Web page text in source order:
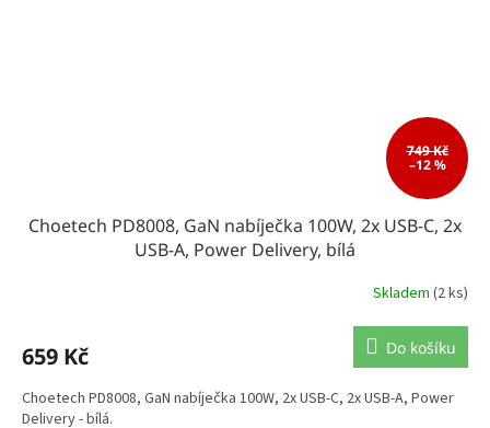
749 Kč
–12 %
Choetech PD8008, GaN nabíječka 100W, 2x USB-C, 2x
USB-A, Power Delivery, bílá
Skladem (2 ks)
659 Kč Do košíku
Choetech PD8008, GaN nabíječka 100W, 2x USB-C, 2x USB-A, Power
Delivery - bílá.